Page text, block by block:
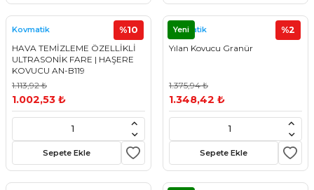
Kovmatik
HAVA TEMİZLEME ÖZELLİKLİ
ULTRASONİK FARE | HAŞERE
KOVUCU AN-B119
%10
1.113,92 ₺
1.002,53 ₺
Sepete Ekle
Yeni
Kovmatik
Yılan Kovucu Granür
%2
1.375,94 ₺
1.348,42 ₺
Sepete Ekle